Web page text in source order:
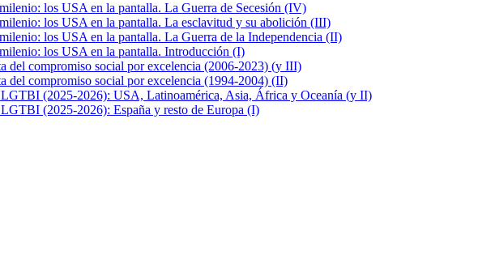
los USA en la pantalla. La Guerra de Secesión (IV)
los USA en la pantalla. La esclavitud y su abolición (III)
los USA en la pantalla. La Guerra de la Independencia (II)
los USA en la pantalla. Introducción (I)
del compromiso social por excelencia (2006-2023) (y III)
del compromiso social por excelencia (1994-2004) (II)
LGTBI (2025-2026): USA, Latinoamérica, Asia, África y Oceanía (y II)
(2025-2026): España y resto de Europa (I)